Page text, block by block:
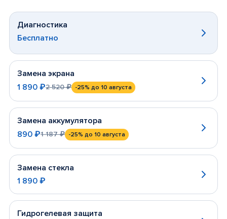
Диагностика
Бесплатно
Замена экрана
1 890 ₽2 520 ₽ -25% до 10 августа
Замена аккумулятора
890 ₽1 187 ₽ -25% до 10 августа
Замена стекла
1 890 ₽
Гидрогелевая защита